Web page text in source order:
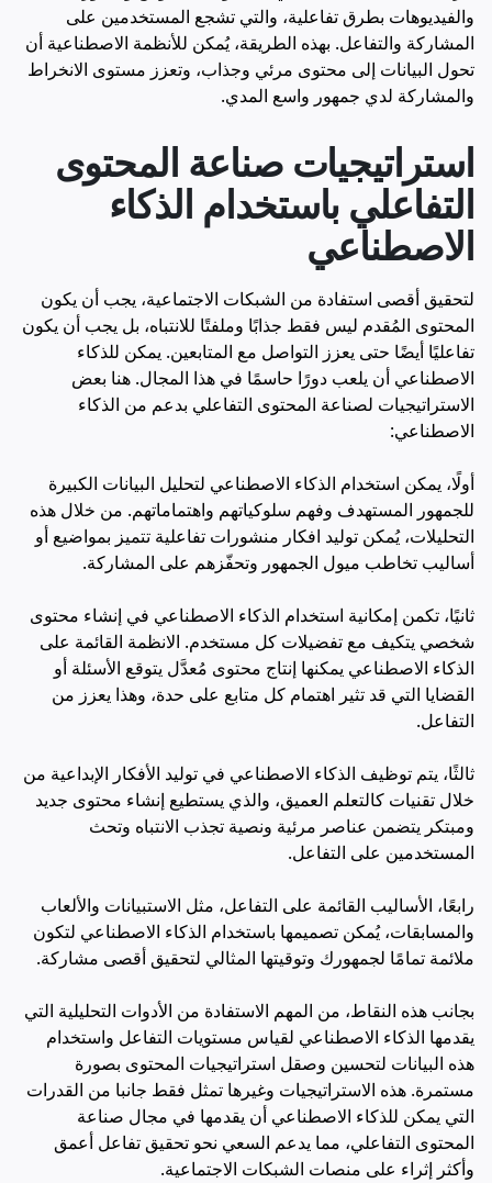
والفيديوهات بطرق تفاعلية، والتي تشجع المستخدمين على
المشاركة والتفاعل. بهذه الطريقة، يُمكن للأنظمة الاصطناعية أن
تحول البيانات إلى محتوى مرئي وجذاب، وتعزز مستوى الانخراط
والمشاركة لدي جمهور واسع المدي.
استراتيجيات صناعة المحتوى
التفاعلي باستخدام الذكاء
الاصطناعي
لتحقيق أقصى استفادة من الشبكات الاجتماعية، يجب أن يكون
المحتوى المُقدم ليس فقط جذابًا وملفتًا للانتباه، بل يجب أن يكون
تفاعليًا أيضًا حتى يعزز التواصل مع المتابعين. يمكن للذكاء
الاصطناعي أن يلعب دورًا حاسمًا في هذا المجال. هنا بعض
الاستراتيجيات لصناعة المحتوى التفاعلي بدعم من الذكاء
الاصطناعي:
أولًا، يمكن استخدام الذكاء الاصطناعي لتحليل البيانات الكبيرة
للجمهور المستهدف وفهم سلوكياتهم واهتماماتهم. من خلال هذه
التحليلات، يُمكن توليد افكار منشورات تفاعلية تتميز بمواضيع أو
أساليب تخاطب ميول الجمهور وتحفّزهم على المشاركة.
ثانيًا، تكمن إمكانية استخدام الذكاء الاصطناعي في إنشاء محتوى
شخصي يتكيف مع تفضيلات كل مستخدم. الانظمة القائمة على
الذكاء الاصطناعي يمكنها إنتاج محتوى مُعدَّل يتوقع الأسئلة أو
القضايا التي قد تثير اهتمام كل متابع على حدة، وهذا يعزز من
التفاعل.
ثالثًا، يتم توظيف الذكاء الاصطناعي في توليد الأفكار الإبداعية من
خلال تقنيات كالتعلم العميق، والذي يستطيع إنشاء محتوى جديد
ومبتكر يتضمن عناصر مرئية ونصية تجذب الانتباه وتحث
المستخدمين على التفاعل.
رابعًا، الأساليب القائمة على التفاعل، مثل الاستبيانات والألعاب
والمسابقات، يُمكن تصميمها باستخدام الذكاء الاصطناعي لتكون
ملائمة تمامًا لجمهورك وتوقيتها المثالي لتحقيق أقصى مشاركة.
بجانب هذه النقاط، من المهم الاستفادة من الأدوات التحليلية التي
يقدمها الذكاء الاصطناعي لقياس مستويات التفاعل واستخدام
هذه البيانات لتحسين وصقل استراتيجيات المحتوى بصورة
مستمرة. هذه الاستراتيجيات وغيرها تمثل فقط جانبا من القدرات
التي يمكن للذكاء الاصطناعي أن يقدمها في مجال صناعة
المحتوى التفاعلي، مما يدعم السعي نحو تحقيق تفاعل أعمق
وأكثر إثراء على منصات الشبكات الاجتماعية.